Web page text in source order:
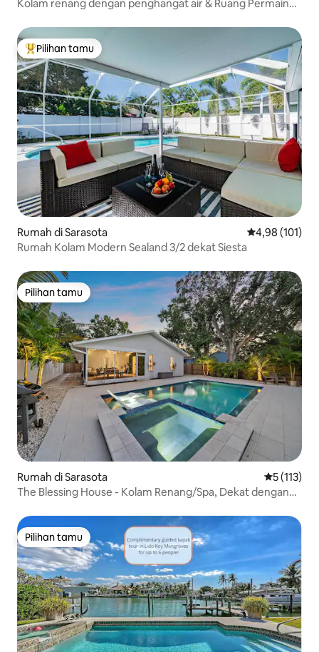
Kolam renang dengan penghangat air & Ruang Permainan
Pilihan tamu terpopuler
Pilihan tamu
Rumah di Sarasota Nilai rata-rata
4,98 (101)
Rumah Kolam Modern Sealand 3/2 dekat Siesta
Pilihan tamu
Pilihan tamu
Rumah di Sarasota Nilai rata-
5 (113)
The Blessing House - Kolam Renang/Spa, Dekat dengan
Pilihan tamu
Pilihan tamu